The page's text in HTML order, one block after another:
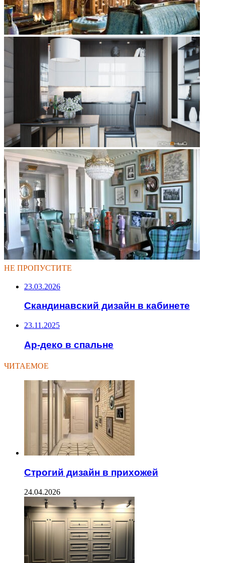
НЕ ПРОПУСТИТЕ
23.03.2026
Скандинавский дизайн в кабинете
23.11.2025
Ар-деко в спальне
ЧИТАЕМОЕ
Строгий дизайн в прихожей
24.04.2026